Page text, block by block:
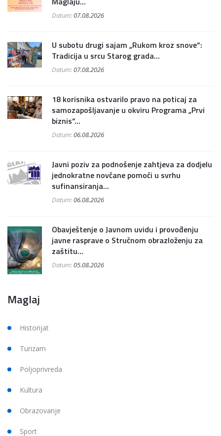
Datum:07.08.2026
U subotu drugi sajam „Rukom kroz snove“:
Tradicija u srcu Starog grada...
Datum:07.08.2026
18 korisnika ostvarilo pravo na poticaj za
samozapošljavanje u okviru Programa „Prvi
biznis“...
Datum:06.08.2026
Javni poziv za podnošenje zahtjeva za dodjelu
jednokratne novčane pomoći u svrhu
sufinansiranja...
Datum:06.08.2026
Obavještenje o Javnom uvidu i provođenju
javne rasprave o Stručnom obrazloženju za
zaštitu...
Datum:05.08.2026
Maglaj
Historijat
Turizam
Poljoprivreda
Kultura
Obrazovanje
Sport